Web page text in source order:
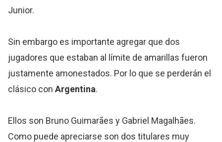
Junior.
Sin embargo es importante agregar que dos
jugadores que estaban al límite de amarillas fueron
justamente amonestados. Por lo que se perderán el
clásico con Argentina.
Ellos son Bruno Guimarães y Gabriel Magalhães.
Como puede apreciarse son dos titulares muy